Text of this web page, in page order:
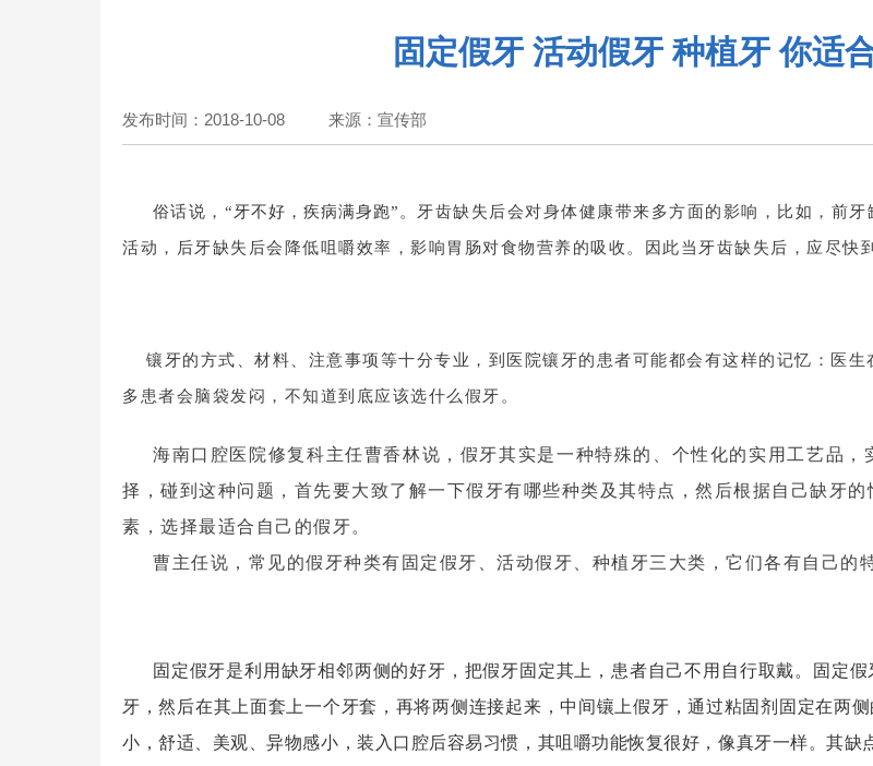
固定假牙 活动假牙 种植牙 你适
发布时间：2018-10-08 来源：宣传部
俗话说，“牙不好，疾病满身跑”。 牙齿缺失后会对身体健康带来多方面的影响，比如，前
活动，后牙缺失后会降低咀嚼效率，影响胃肠对食物营养的吸收。因此当牙齿缺失后，应尽快
镶牙的方式、材料、注意事项等十分专业， 到医院镶牙的患者可能都会有这样的记忆：医
多患者会脑袋发闷，不知道到底应该选什么假牙。
海南口腔医院修复科主任曹香林说，假牙其实是一种特殊的、个性化的实用工艺品
择，碰到这种问题，首先要大致了解一下假牙有哪些种类及其特点，然后根据自己缺牙
素，选择最适合自己的假牙。
曹主任说，常见的假牙种类有固定假牙、活动假牙、种植牙三大类，它们各有自己的
固定假牙是利用缺牙相邻两侧的好牙，把假牙固定其上，患者自己不用自行取戴。固定假
牙，然后在其 上面套上一个牙套，再将两侧 连接起来，中间镶上假牙，通过粘固剂固 定在两侧
小，舒适、美观、异物感小 ，装入口腔后容易习惯，其咀嚼功能恢复很好，像真牙一样。其缺